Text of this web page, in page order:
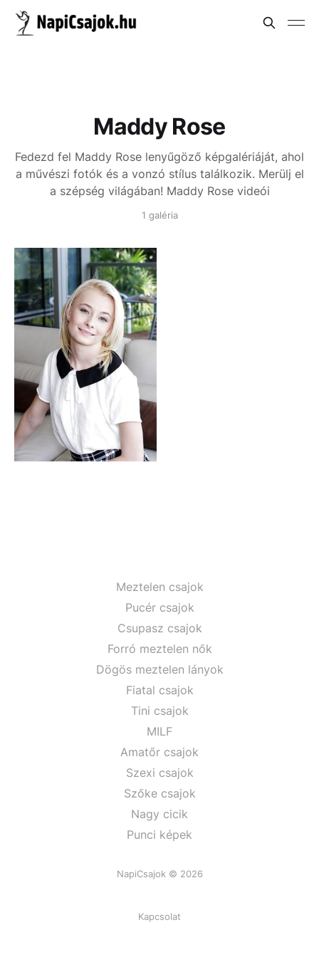
Maddy Rose
Fedezd fel Maddy Rose lenyűgöző képgalériáját, ahol
a művészi fotók és a vonzó stílus találkozik. Merülj el
a szépség világában! Maddy Rose videói
1 galéria
Meztelen csajok
Pucér csajok
Csupasz csajok
Forró meztelen nők
Dögös meztelen lányok
Fiatal csajok
Tini csajok
MILF
Amatőr csajok
Szexi csajok
Szőke csajok
Nagy cicik
Punci képek
NapiCsajok © 2026
Kapcsolat